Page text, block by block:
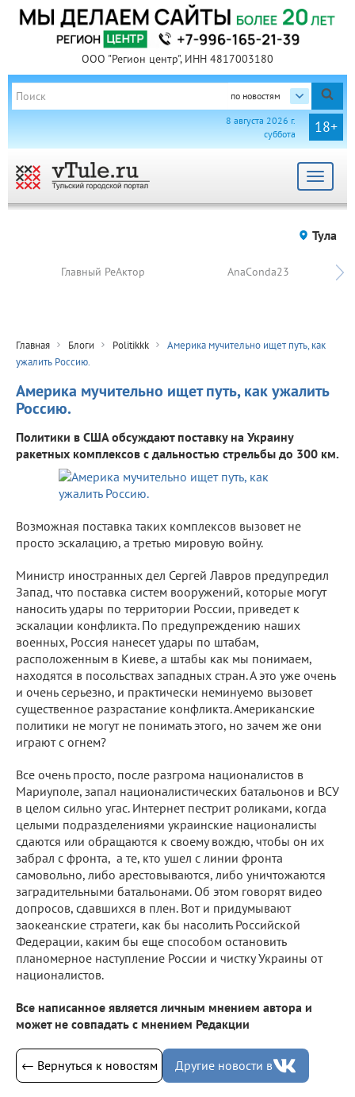
ООО "Регион центр", ИНН 4817003180
по новостям
18+
8 августа 2026 г.
суббота
Toggle
Тула
Главный РеАктор AnaConda23
Главная Блоги Politikkk
Америка мучительно ищет путь, как
ужалить Россию.
Америка мучительно ищет путь, как ужалить
Россию.
Политики в США обсуждают поставку на Украину
ракетных комплексов с дальностью стрельбы до 300 км.
Возможная поставка таких комплексов вызовет не
просто эскалацию, а третью мировую войну.
Министр иностранных дел Сергей Лавров предупредил
Запад, что поставка систем вооружений, которые могут
наносить удары по территории России, приведет к
эскалации конфликта. По предупреждению наших
военных, Россия нанесет удары по штабам,
расположенным в Киеве, а штабы как мы понимаем,
находятся в посольствах западных стран. А это уже очень
и очень серьезно, и практически неминуемо вызовет
существенное разрастание конфликта. Американские
политики не могут не понимать этого, но зачем же они
играют с огнем?
Все очень просто, после разгрома националистов в
Мариуполе, запал националистических батальонов и ВСУ
в целом сильно угас. Интернет пестрит роликами, когда
целыми подразделениями украинские националисты
сдаются или обращаются к своему вождю, чтобы он их
забрал с фронта, а те, кто ушел с линии фронта
самовольно, либо арестовываются, либо уничтожаются
заградительными батальонами. Об этом говорят видео
допросов, сдавшихся в плен. Вот и придумывают
заокеанские стратеги, как бы насолить Российской
Федерации, каким бы еще способом остановить
планомерное наступление России и чистку Украины от
националистов.
Все написанное является личным мнением автора и
может не совпадать с мнением Редакции
← Вернуться к новостям Другие новости в